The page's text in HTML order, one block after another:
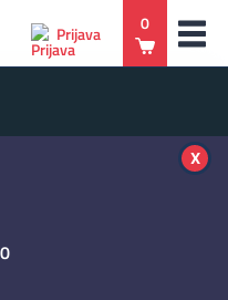
Prijava 0
x